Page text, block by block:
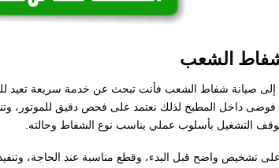
الشعب
إلى صيانة شفاط الشعب فأنت تبحث عن خدمة سريعة تعيد
داخل المطبخ لذلك نعتمد على فحص دقيق للموتور،
توقف التشغيل بأسلوب عملي يناسب نوع الشفاط وحالته.
تشخيص واضح قبل البدء، وقطع مناسبة عند الحاجة،